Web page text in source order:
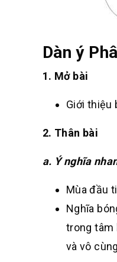
Dàn ý
1. Mở bài
Giới thiệu
2. Thân bài
a. Ý nghĩa
Mùa đầu
Nghĩa
trong tâm
và vô